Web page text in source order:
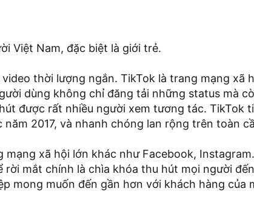
Việt Nam, đặc biệt là giới trẻ.
thời lượng ngắn. TikTok là trang mạng xã
dùng không chỉ đăng tải những status mà
được rất nhiều người xem tương tác. TikTok
2017, và nhanh chóng lan rộng trên toàn
mạng xã hội lớn khác như Facebook,
mắt chính là chìa khóa thu hút mọi người
mong muốn đến gần hơn với khách hàng của